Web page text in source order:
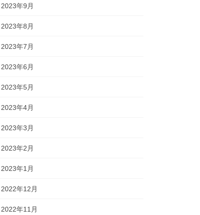
2023年9月
2023年8月
2023年7月
2023年6月
2023年5月
2023年4月
2023年3月
2023年2月
2023年1月
2022年12月
2022年11月